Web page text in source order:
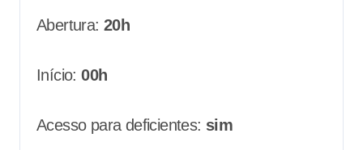
Abertura: 20h
Início:00h
Acesso para deficientes: sim